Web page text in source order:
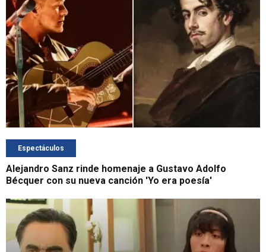
Espectáculos
Alejandro Sanz rinde homenaje a Gustavo Adolfo
Bécquer con su nueva canción 'Yo era poesía'